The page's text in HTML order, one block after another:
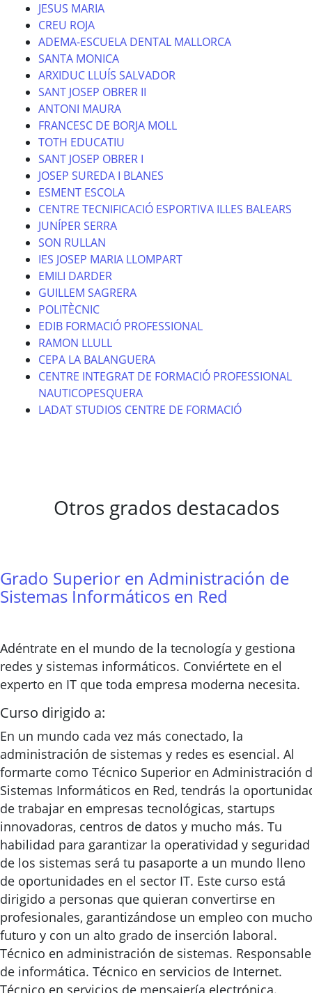
JESUS MARIA
CREU ROJA
ADEMA-ESCUELA DENTAL MALLORCA
SANTA MONICA
ARXIDUC LLUÍS SALVADOR
SANT JOSEP OBRER II
ANTONI MAURA
FRANCESC DE BORJA MOLL
TOTH EDUCATIU
SANT JOSEP OBRER I
JOSEP SUREDA I BLANES
ESMENT ESCOLA
CENTRE TECNIFICACIÓ ESPORTIVA ILLES BALEARS
JUNÍPER SERRA
SON RULLAN
IES JOSEP MARIA LLOMPART
EMILI DARDER
GUILLEM SAGRERA
POLITÈCNIC
EDIB FORMACIÓ PROFESSIONAL
RAMON LLULL
CEPA LA BALANGUERA
CENTRE INTEGRAT DE FORMACIÓ PROFESSIONAL
NAUTICOPESQUERA
LADAT STUDIOS CENTRE DE FORMACIÓ
Otros grados destacados
Grado Superior en Administración de
Sistemas Informáticos en Red
Adéntrate en el mundo de la tecnología y gestiona
redes y sistemas informáticos. Conviértete en el
experto en IT que toda empresa moderna necesita.
Curso dirigido a:
En un mundo cada vez más conectado, la
administración de sistemas y redes es esencial. Al
formarte como Técnico Superior en Administración
Sistemas Informáticos en Red, tendrás la
de trabajar en empresas tecnológicas, startups
innovadoras, centros de datos y mucho más. Tu
habilidad para garantizar la operatividad y seguridad
de los sistemas será tu pasaporte a un mundo lleno
de oportunidades en el sector IT. Este curso está
dirigido a personas que quieran convertirse en
profesionales, garantizándose un empleo con mucho
futuro y con un alto grado de inserción laboral.
Técnico en administración de sistemas. Responsable
de informática. Técnico en servicios de Internet.
Técnico en servicios de mensajería electrónica.